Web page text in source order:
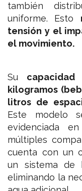
también
uniforme. Esto
tensión y el
el movimiento.
Su
kilogramos
litros de
Este modelo
evidenciada
múltiples
cuenta con un
un sistema de
eliminando la